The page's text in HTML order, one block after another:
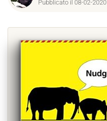
Pubblicato il 08-02-2020